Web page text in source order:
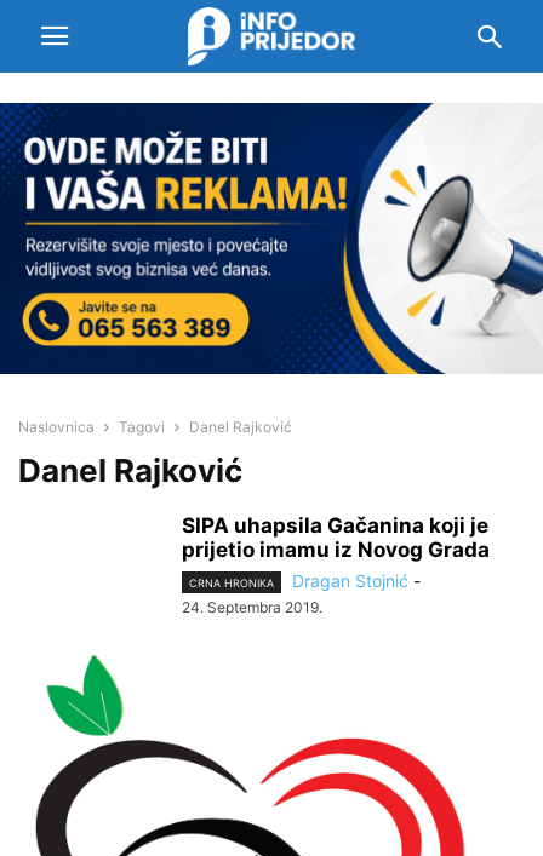
Naslovnica Tagovi Danel Rajković
Danel Rajković
SIPA uhapsila Gačanina koji je
prijetio imamu iz Novog Grada
CRNA HRONIKA Dragan Stojnić -
24. Septembra 2019.